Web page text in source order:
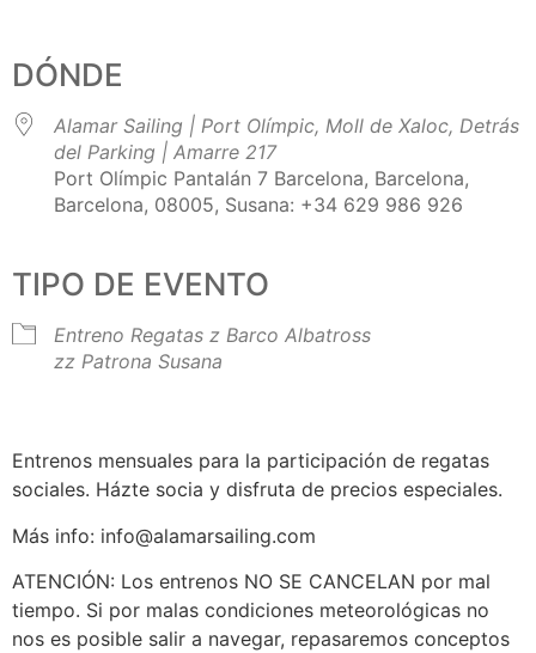
DÓNDE
Alamar Sailing | Port Olímpic, Moll de Xaloc, Detrás
del Parking | Amarre 217
Port Olímpic Pantalán 7 Barcelona, Barcelona,
Barcelona, 08005, Susana: +34 629 986 926
TIPO DE EVENTO
Entreno Regatas z Barco Albatross
zz Patrona Susana
Entrenos mensuales para la participación de regatas
sociales. Házte socia y disfruta de precios especiales.
Más info: info@alamarsailing.com
ATENCIÓN: Los entrenos NO SE CANCELAN por mal
tiempo. Si por malas condiciones meteorológicas no
nos es posible salir a navegar, repasaremos conceptos